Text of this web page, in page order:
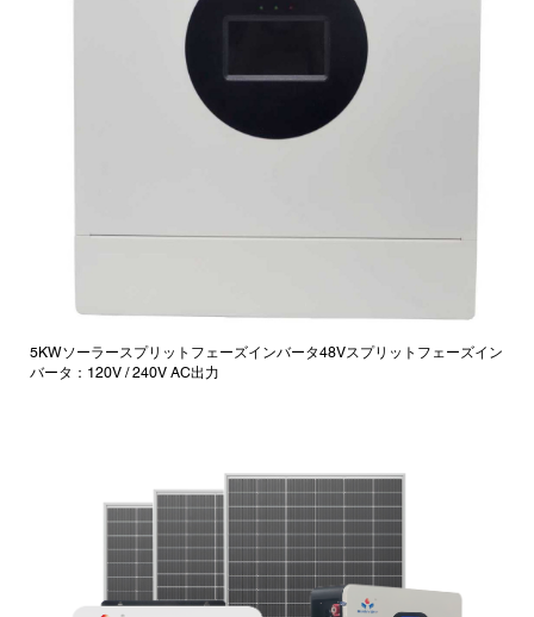
5KWソーラースプリットフェーズインバータ48Vスプリットフェーズイン
バータ：120V / 240V AC出力